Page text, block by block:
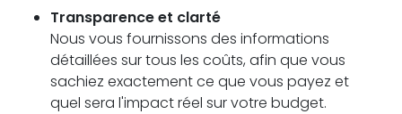
Transparence et clarté
Nous vous fournissons des informations
détaillées sur tous les coûts, afin que vous
sachiez exactement ce que vous payez et
quel sera l'impact réel sur votre budget.